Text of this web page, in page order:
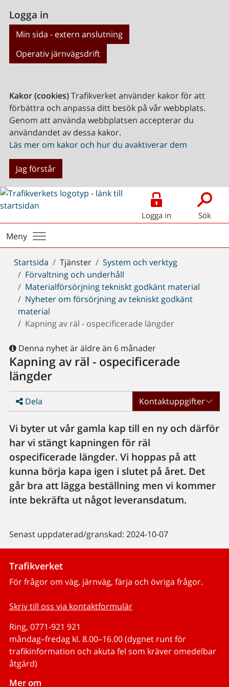
Logga in
Min sida - extern anslutning
Operativ järnvägsdrift
Kakor (cookies)Trafikverket använder kakor för att
förbättra och anpassa ditt besök på vår webbplats.
Genom att använda webbplatsen accepterar du
användandet av dessa kakor.
Läs mer om kakor och hur du avaktiverar dem
Jag förstår
Logga in Sök
Meny
Du
är
här:
Startsida Tjänster
System och verktyg
Förvaltning och underhåll
Materialförsörjning tekniskt godkänt material
Nyheter om försörjning av tekniskt godkänt
material
Kapning av räl - ospecificerade längder
Denna nyhet är äldre än 6 månader
Kapning av räl - ospecificerade
längder
Dela Kontaktuppgifter
Vi byter ut vår gamla kap till en ny och därför
har vi stängt kapningen för räl
ospecificerade längder. Vi hoppas på att
kunna börja kapa igen i slutet på året. Det
går bra att lägga beställning men vi kommer
inte bekräfta ut något leveransdatum.
Senast uppdaterad/granskad: 2024-10-07
Trafikverket
För frågor om väg, järnväg, färja och övriga frågor.
Skriv till oss via kontaktformulär
Ring, 0771-921 921
måndag–fredag kl. 8.00–16.00 (dygnet runt för
trafikinformation och akuta fel som kräver omedelbar
åtgärd)
Mer om